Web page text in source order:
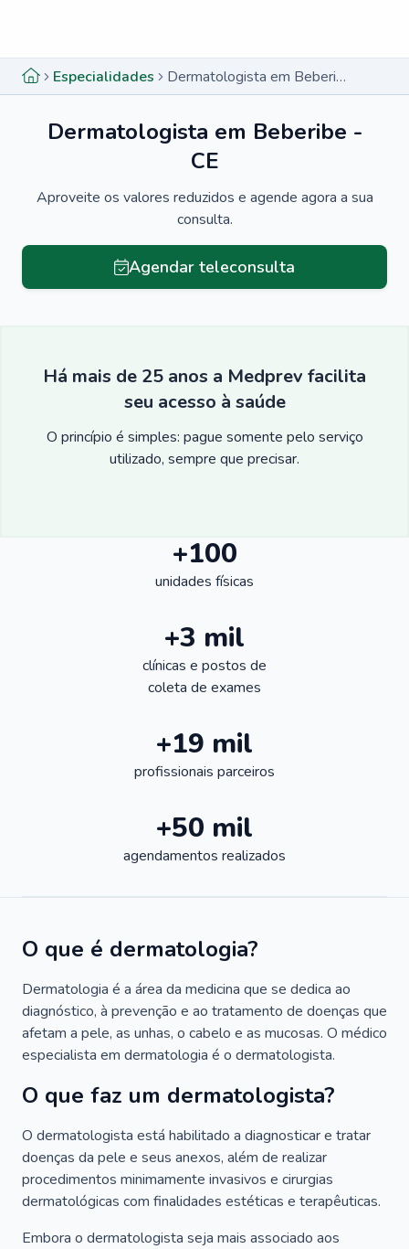
Especialidades Dermatologista em Beberibe - CE
Dermatologista em Beberibe -
CE
Aproveite os valores reduzidos e agende agora a sua
consulta.
Agendar teleconsulta
Há mais de 25 anos a Medprev facilita
seu acesso à saúde
O princípio é simples: pague somente pelo serviço
utilizado, sempre que precisar.
+100
unidades físicas
+3 mil
clínicas e postos de
coleta de exames
+19 mil
profissionais parceiros
+50 mil
agendamentos realizados
O que é dermatologia?
Dermatologia é a área da medicina que se dedica ao
diagnóstico, à prevenção e ao tratamento de doenças que
afetam a pele, as unhas, o cabelo e as mucosas. O médico
especialista em dermatologia é o dermatologista.
O que faz um dermatologista?
O dermatologista está habilitado a diagnosticar e tratar
doenças da pele e seus anexos, além de realizar
procedimentos minimamente invasivos e cirurgias
dermatológicas com finalidades estéticas e terapêuticas.
Embora o dermatologista seja mais associado aos